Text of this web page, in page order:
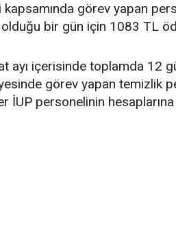
görev yapan
bir gün için 1083 TL
ayı içerisinde toplamda 12
görev yapan temizlik
İUP personelinin hesaplarına